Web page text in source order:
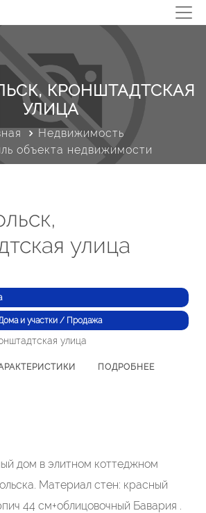
КРОНШТАДТСКАЯ
УЛИЦА
Недвижимость
объекта недвижимости
улица
и участки / Продажа
улица
ПОДРОБНЕЕ
дом в элитном коттеджном
Материал стен: красный
44 см+облицовочный Бавария .